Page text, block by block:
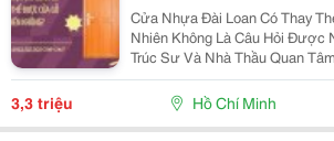
Cửa Nhựa Đài Loan Có Thay
Nhiên Không Là Câu Hỏi Được
Trúc Sư Và Nhà Thầu Quan
Cửa Cho Các Công Trình Hiện
Gỗ Tự Nhiên Ngày Càng Cao,
Lực Lên...
3,3 triệu Hồ Chí Minh